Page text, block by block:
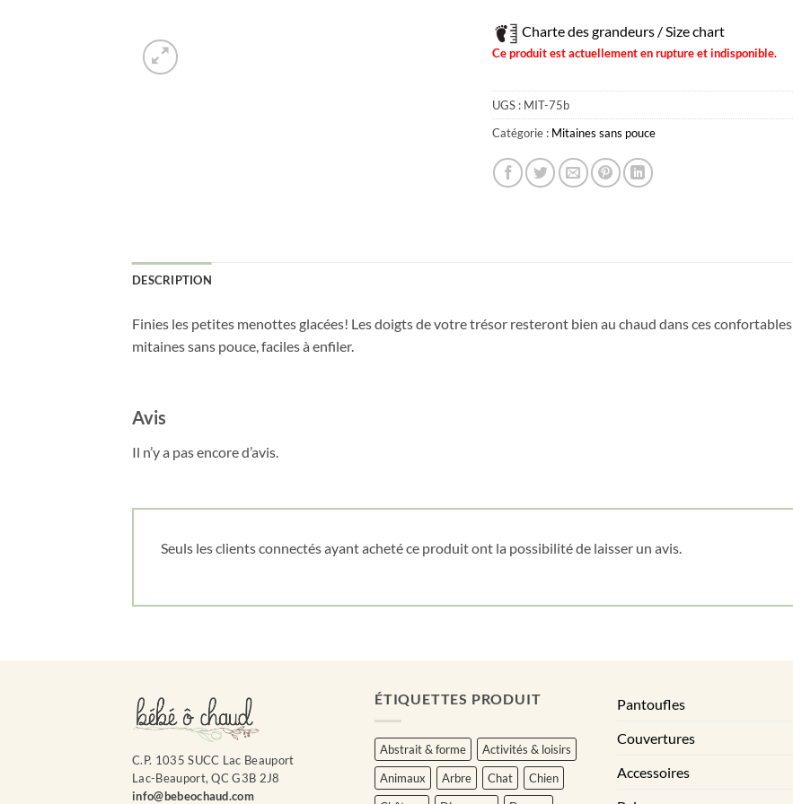
Charte des grandeurs / Size chart
Ce produit est actuellement en rupture et indisponible.
UGS : MIT-75b
Catégorie : Mitaines sans pouce
DESCRIPTION
Finies les petites menottes glacées! Les doigts de votre trésor resteront bien au chaud dans ces confortables
mitaines sans pouce, faciles à enfiler.
Avis
Il n’y a pas encore d’avis.
Seuls les clients connectés ayant acheté ce produit ont la possibilité de laisser un avis.
C.P. 1035 SUCC Lac Beauport
Lac-Beauport, QC G3B 2J8
info@bebeochaud.com
ÉTIQUETTES PRODUIT
Abstrait & forme
Activités & loisirs
Animaux
Arbre Chat
Chien
Pantoufles
Couvertures
Accessoires